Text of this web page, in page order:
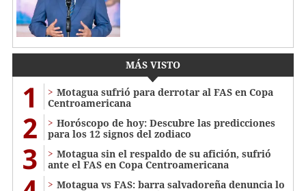
MÁS VISTO
1
Motagua sufrió para derrotar al FAS en Copa
Centroamericana
2
Horóscopo de hoy: Descubre las predicciones
para los 12 signos del zodiaco
3
Motagua sin el respaldo de su afición, sufrió
ante el FAS en Copa Centroamericana
Motagua vs FAS: barra salvadoreña denuncia lo